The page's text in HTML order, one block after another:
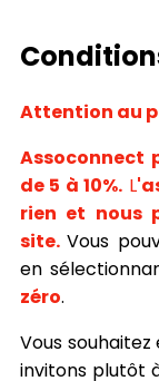
Attention au
Assoconnect
de 5 à 10%. L
rien et nous
site. Vous
en
zéro.
Vous
invitons plutôt